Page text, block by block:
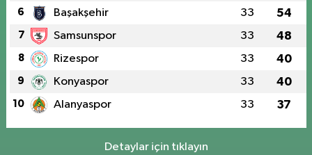
6 Başakşehir 33 54
7 Samsunspor 33 48
8 Rizespor 33 40
9 Konyaspor 33 40
10 Alanyaspor 33 37
Detaylar için tıklayın